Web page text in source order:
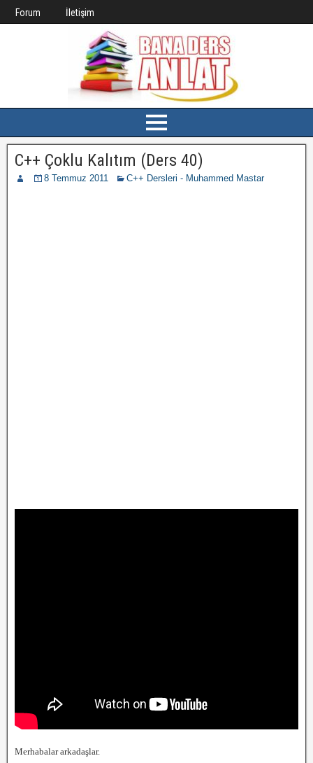
Forum İletişim
C++ Çoklu Kalıtım (Ders 40)
8 Temmuz 2011 C++ Dersleri - Muhammed Mastar
Merhabalar arkadaşlar.